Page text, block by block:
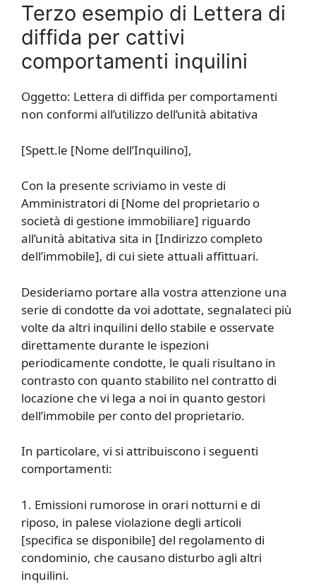
Terzo esempio di Lettera di
diffida per cattivi
comportamenti inquilini
Oggetto: Lettera di diffida per comportamenti
non conformi all’utilizzo dell’unità abitativa
[Spett.le [Nome dell’Inquilino],
Con la presente scriviamo in veste di
Amministratori di [Nome del proprietario o
società di gestione immobiliare] riguardo
all’unità abitativa sita in [Indirizzo completo
dell’immobile], di cui siete attuali affittuari.
Desideriamo portare alla vostra attenzione una
serie di condotte da voi adottate, segnalateci più
volte da altri inquilini dello stabile e osservate
direttamente durante le ispezioni
periodicamente condotte, le quali risultano in
contrasto con quanto stabilito nel contratto di
locazione che vi lega a noi in quanto gestori
dell’immobile per conto del proprietario.
In particolare, vi si attribuiscono i seguenti
comportamenti:
1. Emissioni rumorose in orari notturni e di
riposo, in palese violazione degli articoli
[specifica se disponibile] del regolamento di
condominio, che causano disturbo agli altri
inquilini.